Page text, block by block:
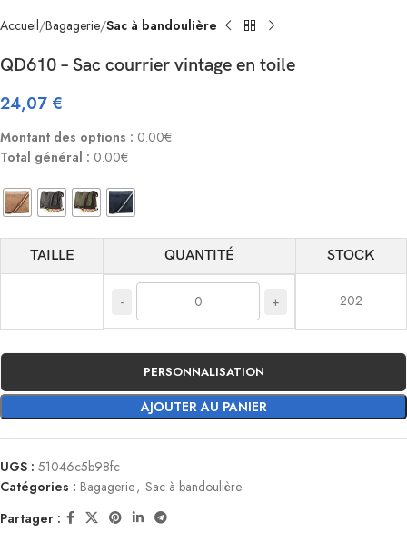
Accueil Bagagerie Sac à bandoulière
QD610 – Sac courrier vintage en toile
24,07 €
Montant des options : 0.00€
Total général : 0.00€
TAILLE QUANTITÉ STOCK
- + 202
AJOUTER AU PANIER
PERSONNALISATION
UGS : 51046c5b98fc
Catégories : Bagagerie, Sac à bandoulière
Partager :